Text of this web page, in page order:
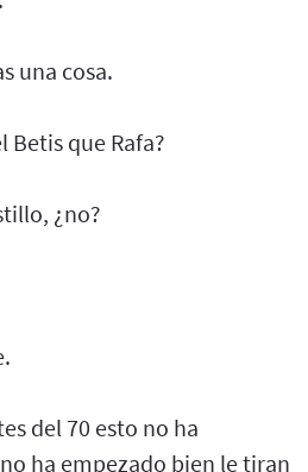
una cosa.
Betis que Rafa?
¿no?
del 70 esto no ha
ha empezado bien le tiran